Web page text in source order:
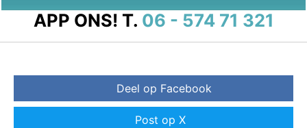
APP ONS! T. 06 - 574 71 321
Deel op Facebook
Post op X